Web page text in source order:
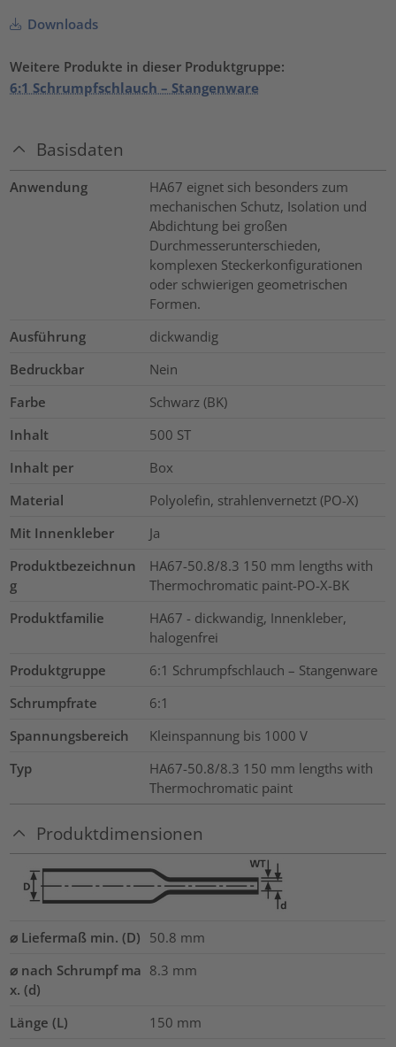
Downloads
Weitere Produkte in dieser Produktgruppe:
6:1 Schrumpfschlauch – Stangenware
Basisdaten
Anwendung
HA67 eignet sich besonders zum
mechanischen Schutz, Isolation und
Abdichtung bei großen
Durchmesserunterschieden,
komplexen Steckerkonfigurationen
oder schwierigen geometrischen
Formen.
Ausführung
dickwandig
Bedruckbar
Nein
Farbe
Schwarz (BK)
Inhalt
500 ST
Inhalt per
Box
Material
Polyolefin, strahlenvernetzt (PO-X)
Mit Innenkleber
Ja
Produktbezeichnun
g
HA67-50.8/8.3 150 mm lengths with
Thermochromatic paint-PO-X-BK
Produktfamilie
HA67 - dickwandig, Innenkleber,
halogenfrei
Produktgruppe
6:1 Schrumpfschlauch – Stangenware
Schrumpfrate
6:1
Spannungsbereich
Kleinspannung bis 1000 V
Typ
HA67-50.8/8.3 150 mm lengths with
Thermochromatic paint
Produktdimensionen
⌀ Liefermaß min. (D) 50.8 mm
⌀ nach Schrumpf ma
x. (d)
8.3 mm
Länge (L) 150 mm